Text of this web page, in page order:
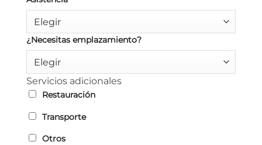
Elegir
¿Necesitas emplazamiento?
Elegir
Servicios adicionales
Restauración
Transporte
Otros